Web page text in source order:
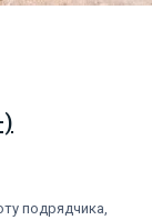
подрядчика,